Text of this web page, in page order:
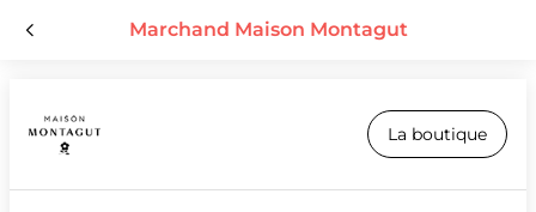
Marchand Maison Montagut
La boutique